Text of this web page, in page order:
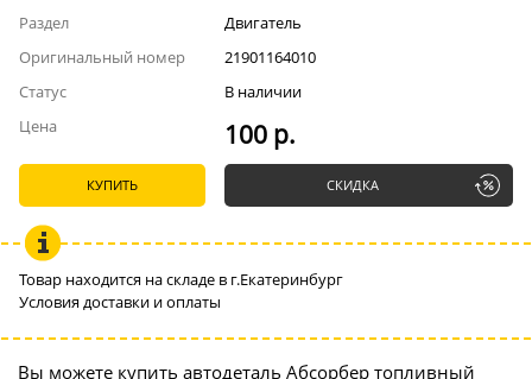
Раздел
Двигатель
Оригинальный номер
21901164010
Статус
В наличии
Цена
100 р.
КУПИТЬ СКИДКА
Товар находится на складе в г.Екатеринбург
Условия доставки и оплаты
Вы можете купить автодеталь Абсорбер топливный